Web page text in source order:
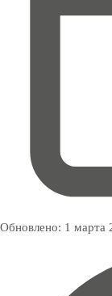
Обновлено: 1 марта